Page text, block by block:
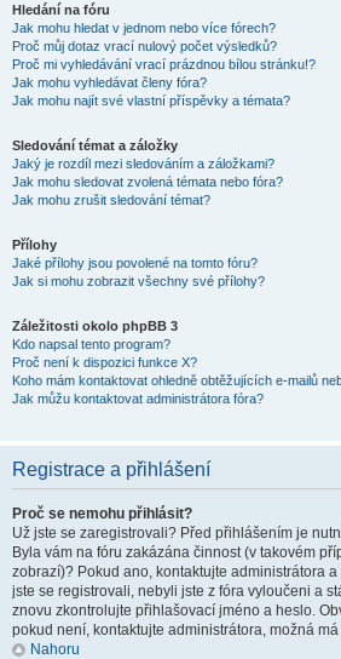
Hledání na fóru
Jak mohu hledat v jednom nebo více fórech?
Proč můj dotaz vrací nulový počet výsledků?
Proč mi vyhledávání vrací prázdnou bílou stránku!?
Jak mohu vyhledávat členy fóra?
Jak mohu najít své vlastní příspěvky a témata?
Sledování témat a záložky
Jaký je rozdíl mezi sledováním a záložkami?
Jak mohu sledovat zvolená témata nebo fóra?
Jak mohu zrušit sledování témat?
Přílohy
Jaké přílohy jsou povolené na tomto fóru?
Jak si mohu zobrazit všechny své přílohy?
Záležitosti okolo phpBB 3
Kdo napsal tento program?
Proč není k dispozici funkce X?
Koho mám kontaktovat ohledně obtěžujících e-mailů
Jak můžu kontaktovat administrátora fóra?
Registrace a přihlášení
Proč se nemohu přihlásit?
Už jste se zaregistrovali? Před přihlášením je
Byla vám na fóru zakázána činnost (v takovém
zobrazí)? Pokud ano, kontaktujte administrátora
jste se registrovali, nebyli jste z fóra vyloučeni a
znovu zkontrolujte přihlašovací jméno a heslo.
pokud není, kontaktujte administrátora, možná
Nahoru